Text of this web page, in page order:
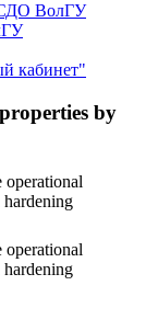
кабинет"
by
operational
operational